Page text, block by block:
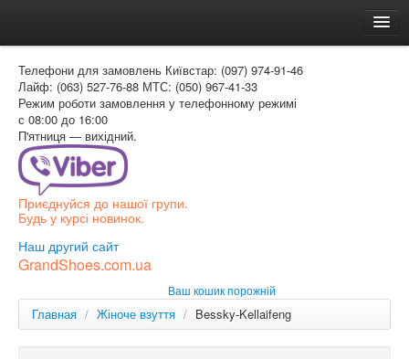
Доставка и оплата
Как заказать
Контакти
Таблиця розмірів
Вхід для покупця
РОС
Телефони для замовлень Київстар: (097) 974-91-46
Лайф: (063) 527-76-88 МТС: (050) 967-41-33
Режим роботи замовлення у телефонному режимі
с 08:00 до 16:00
П'ятниця — вихідний.
Приєднуйся до нашої групи.
Будь у курсі новинок.
Наш другий сайт
GrandShoes.com.ua
Ваш кошик порожній
Главная / Жіноче взуття / Bessky-Kellaifeng